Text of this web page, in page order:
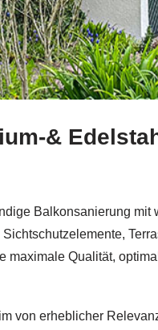
Geländerbau,
&
Balkonsanierung mit
Qualität,
von erheblicher